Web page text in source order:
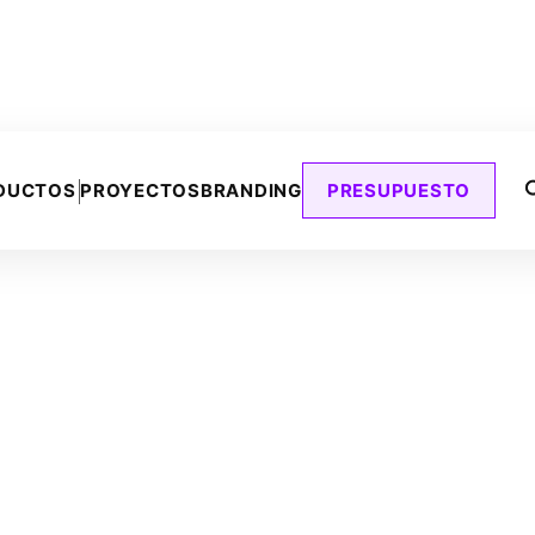
PROYECTOSBRANDING PRESUPUESTO